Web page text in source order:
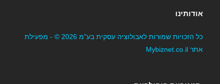
אודותינו
כל הזכויות שמורות לאבולוציה עסקית בע"מ 2026 © - מפעילת
אתר Mybiznet.co.il